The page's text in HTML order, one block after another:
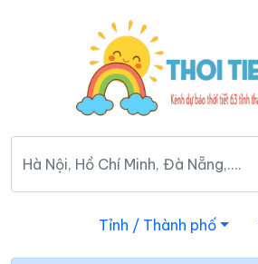
Tỉnh / Thành phố